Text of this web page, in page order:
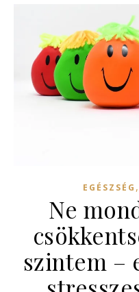
EGÉSZSÉG ,
Ne
szintem –